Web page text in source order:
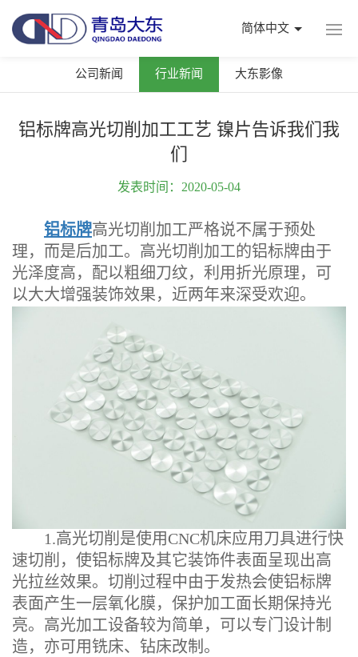
简体中文
公司新闻 行业新闻 大东影像
铝标牌高光切削加工工艺 镍片告诉我们我
们
发表时间：2020-05-04
铝标牌高光切削加工严格说不属于预处
理，而是后加工。高光切削加工的铝标牌由于
光泽度高，配以粗细刀纹，利用折光原理，可
以大大增强装饰效果，近两年来深受欢迎。
1.高光切削是使用CNC机床应用刀具进行快
速切削，使铝标牌及其它装饰件表面呈现出高
光拉丝效果。切削过程中由于发热会使铝标牌
表面产生一层氧化膜，保护加工面长期保持光
亮。高光加工设备较为简单，可以专门设计制
造，亦可用铣床、钻床改制。